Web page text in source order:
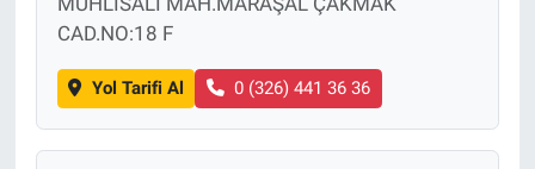
CAD.NO:18 F
Yol Tarifi Al 0 (326) 441 36 36